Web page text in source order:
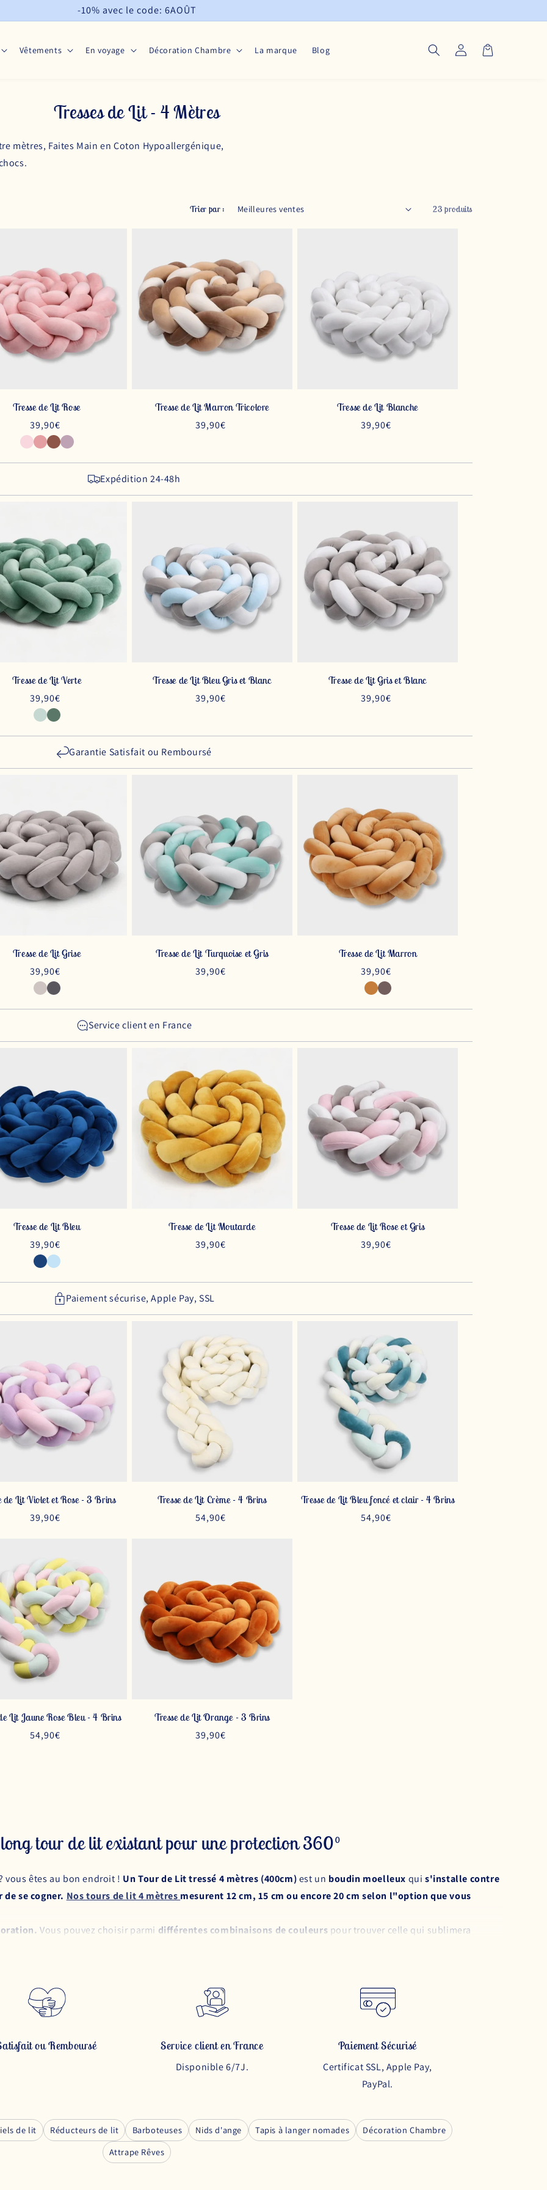
-10% avec le code: 6AOÛT
Vêtements En voyage Décoration Chambre La marque Blog Connexion Panier
Tresses de Lit - 4 Mètres
mètres, Faites Main en Coton Hypoallergénique,
Trier par : 23 produits
Tresse de Lit Rose
Prix
habituel
39,90€
Tresse de Lit Marron Tricolore
Prix
39,90€
Tresse de Lit Blanche
Prix
39,90€
Expédition 24-48h
Tresse de Lit Verte
Prix
habituel
39,90€
Tresse de Lit Bleu Gris et Blanc
Prix
39,90€
Tresse de Lit Gris et Blanc
Prix
39,90€
Garantie Satisfait ou Remboursé
Tresse de Lit Grise
Prix
habituel
39,90€
Tresse de Lit Turquoise et Gris
Prix
39,90€
Tresse de Lit Marron
Prix
habituel
39,90€
Service client en France
Tresse de Lit Bleu
Prix
habituel
39,90€
Tresse de Lit Moutarde
Prix
39,90€
Tresse de Lit Rose et Gris
Prix
39,90€
Paiement sécurise, Apple Pay, SSL
de Lit Violet et Rose - 3 Brins
Prix
39,90€
Tresse de Lit Crème - 4 Brins
Prix
54,90€
Tresse de Lit Bleu foncé et clair - 4 Brins
Prix
54,90€
Lit Jaune Rose Bleu - 4 Brins
Prix
54,90€
Tresse de Lit Orange - 3 Brins
Prix
39,90€
tour de lit existant pour une protection 360°
vous êtes au bon endroit ! Un Tour de Lit tressé 4 mètres (400cm)est un boudin moelleux quis'installe contre
se cogner. Nos tours de lit 4 mètres mesurent 12 cm, 15 cm ou encore 20 cm selon l"option que vous
Vous pouvez choisir parmi différentes combinaisons de couleurs pour trouver celle qui sublimera
c'estLA Tresse de Lit qui permet de couvrir les quatre côtés en même temps et qui donc
fait parfaitement le tour du lit.
de lit !
idéale pour les chambres sur le thème de la nature, pour créer une ambiance
2024. Si vous ne savez pas vers quel modèle vous tournez, prenez celui-ci qui est neutre !
est celui de l'espace.le tour de lit tressé aux couleurs bleues grises et blanchessera parfaite pour se fondre dans
de la fusée. C'est d'ailleurs un tour de lit qui va parfaitement bien avec notre mobile espace.
ou Remboursé Service client en France
Disponible 6/7J.
Paiement Sécurisé
Certificat SSL, Apple Pay,
PayPal.
de lit Réducteurs de lit Barboteuses Nids d'ange Tapis à langer nomades
Décoration Chambre
Attrape Rêves